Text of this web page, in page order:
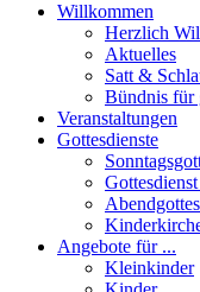
Willkommen
Herzlich
Aktuelles
Satt &
Bündnis für
Veranstaltungen
Gottesdienste
Angebote für ...
Kleinkinder